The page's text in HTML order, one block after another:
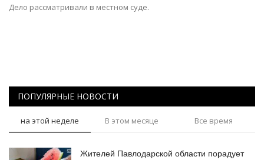
Қазақша Русский
Дело рассматривали в местном суде.
ПОПУЛЯРНЫЕ НОВОСТИ
на этой неделе В этом месяце Все время
Жителей Павлодарской области порадует